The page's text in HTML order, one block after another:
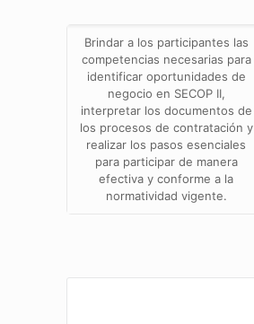
Brindar a los participantes las
competencias necesarias para
identificar oportunidades de
negocio en SECOP II,
interpretar los documentos de
los procesos de contratación y
realizar los pasos esenciales
para participar de manera
efectiva y conforme a la
normatividad vigente.